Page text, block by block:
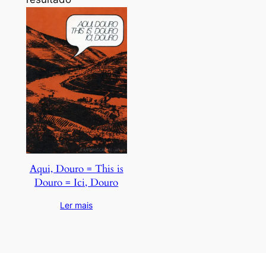
Aqui, Douro = This is
Douro = Ici, Douro
Ler mais